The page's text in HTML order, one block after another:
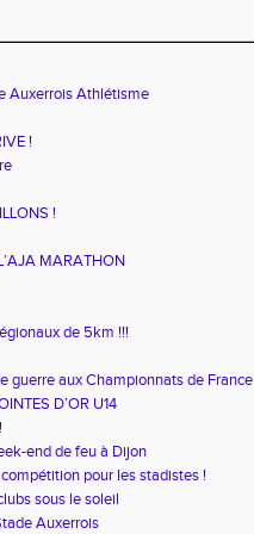
Auxerrois Athlétisme
!
!
MARATHON
de 5km !!!
guerre aux Championnats de France
D’OR U14
end de feu à Dijon
pour les stadistes !
sous le soleil
Auxerrois